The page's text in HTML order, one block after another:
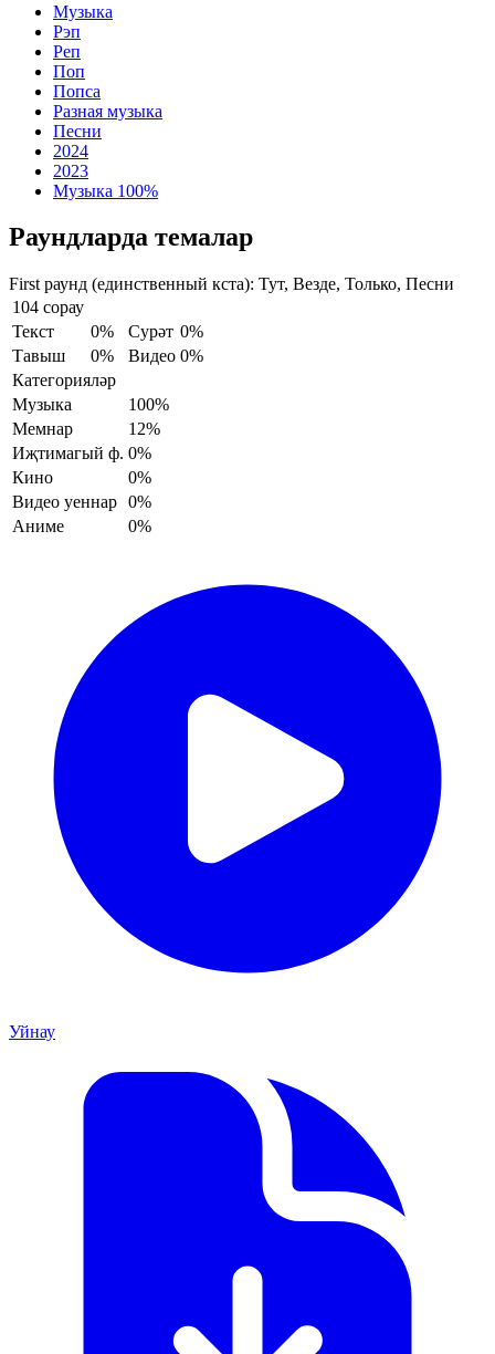
Музыка
Рэп
Реп
Поп
Попса
Разная музыка
Песни
2024
2023
Музыка 100%
Раундларда темалар
First раунд (единственный кста): Тут, Везде, Только, Песни
104 сорау
Текст
0% Сурәт 0%
Тавыш
0% Видео 0%
Категорияләр
Музыка
100%
Мемнар
12%
Иҗтимагый ф. 0%
Кино
0%
Видео уеннар 0%
Аниме
0%
Уйнау